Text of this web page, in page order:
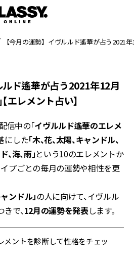
【今月の運勢】イヴルルド遙華が占う2021
ルド遙華が占う2021年12月
エレメント占い】
信中の「イヴルルド遙華のエレメ
にした「木、花、太陽、キャンドル、
海、雨」という10のエレメントか
プごとの毎月の運勢や相性を更
ンドル」の人に向けて、イヴルル
で、12月の運勢を発表します。
ントを診断して性格をチェッ